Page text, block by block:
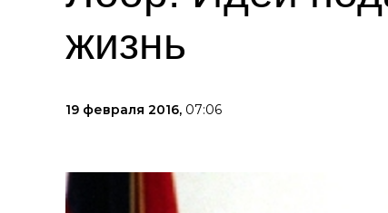
жизнь
19 февраля 2016, 07:06